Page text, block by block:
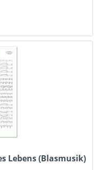
Lebens (Blasmusik)